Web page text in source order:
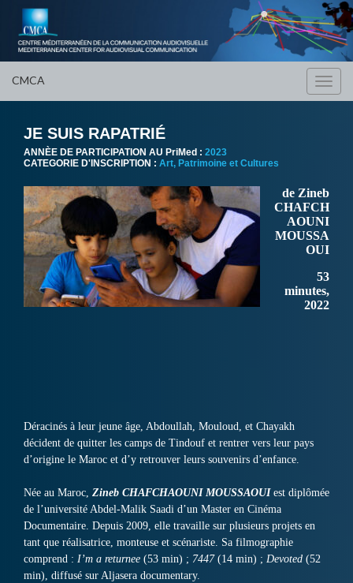
CMCA
JE SUIS RAPATRIÉ
ANNÈE DE PARTICIPATION AU PriMed : 2023
CATEGORIE D'INSCRIPTION : Art, Patrimoine et Cultures
de Zineb
CHAFCH
AOUNI
MOUSSA
OUI
53
minutes,
2022
Déracinés à leur jeune âge, Abdoullah, Mouloud, et Chayakh
décident de quitter les camps de Tindouf et rentrer vers leur pays
d’origine le Maroc et d’y retrouver leurs souvenirs d’enfance.
Née au Maroc, Zineb CHAFCHAOUNI MOUSSAOUIest diplômée
de l’université Abdel-Malik Saadi d’un Master en Cinéma
Documentaire. Depuis 2009, elle travaille sur plusieurs projets en
tant que réalisatrice, monteuse et scénariste. Sa filmographie
comprend : I’m a returnee (53 min) ; 7447(14 min) ; Devoted (52
min), diffusé sur Aljasera documentary.